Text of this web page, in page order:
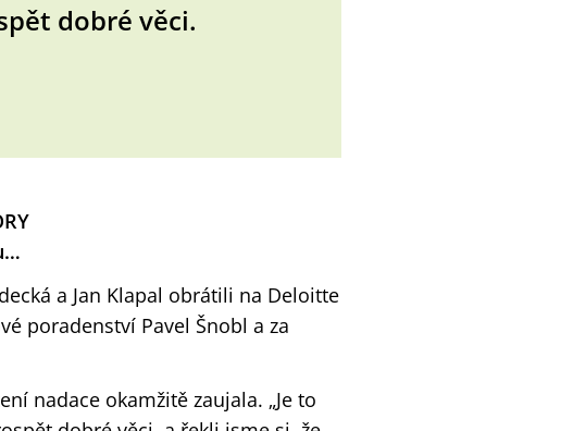
dobré věci.
a Jan Klapal obrátili na Deloitte
poradenství Pavel Šnobl a za
nadace okamžitě zaujala. „Je to